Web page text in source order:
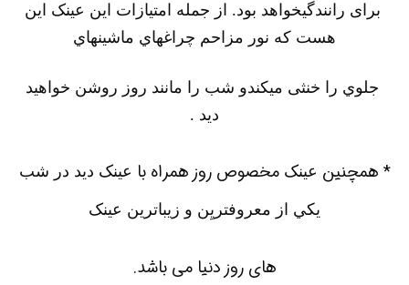
برای رانندگیخواهد بود. از جمله امتيازات اين عينک اين
هست که نور مزاحم چراغهاي ماشينهاي
جلوي را خنثی ميکندو شب را مانند روز روشن خواهيد
ديد .
* همچنين عينکمخصوص روز همراه با عينک ديد در شب
يکي از معروفتريِن و زيباترين عينک
های روز دنيا می باشد.